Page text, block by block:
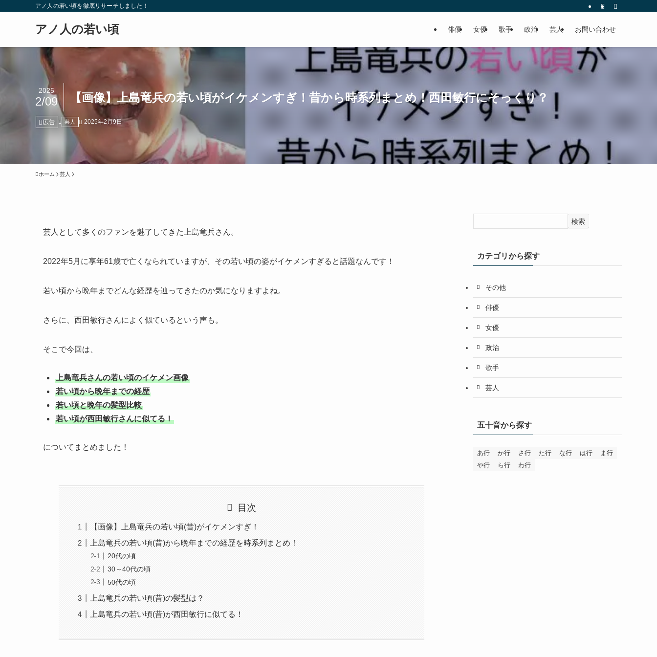
アノ人の若い頃を徹底リサーチしました！
アノ人の若い頃 俳優 女優 歌手 政治 芸人 お問い合わせ
【画像】上島竜兵の若い頃がイケメンすぎ！昔から時系列まとめ！西田敏行にそっくり？
2025
2/09
広告 芸人 2025年2月9日
ホーム 芸人
芸人として多くのファンを魅了してきた上島竜兵さん。
2022年5月に享年61歳で亡くなられていますが、その若い頃の姿がイケメンすぎると話題なんです！
若い頃から晩年までどんな経歴を辿ってきたのか気になりますよね。
さらに、西田敏行さんによく似ているという声も。
そこで今回は、
上島竜兵さんの若い頃のイケメン画像
若い頃から晩年までの経歴
若い頃と晩年の髪型比較
若い頃が西田敏行さんに似てる！
についてまとめました！
目次
【画像】上島竜兵の若い頃(昔)がイケメンすぎ！
上島竜兵の若い頃(昔)から晩年までの経歴を時系列まとめ！
20代の頃
30～40代の頃
50代の頃
上島竜兵の若い頃(昔)の髪型は？
上島竜兵の若い頃(昔)が西田敏行に似てる！
検索
カテゴリから探す
その他
俳優
女優
政治
歌手
芸人
五十音から探す
あ行 か行 さ行 た行 な行 は行
ま行
や行
ら行 わ行